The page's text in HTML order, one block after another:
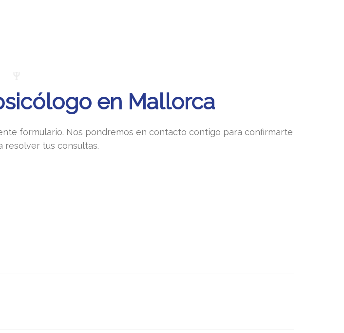
en Mallorca
formulario. Nos pondremos en contacto contigo para confirmarte
resolver tus consultas.